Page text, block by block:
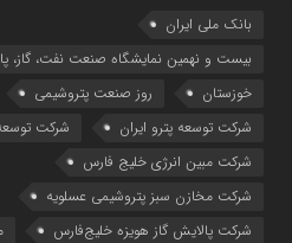
بانک ملی ایران
بیست و نهمین نمایشگاه صنعت نفت، گاز،
خوزستان
روز صنعت پتروشیمی
شركت توسعه پترو ایران
شرکت
شرکت مبین انرژی خلیج فارس
شرکت مخازن سبز پتروشیمی عسلویه
شرکت پالایش گاز هویزه خلیج‌فارس